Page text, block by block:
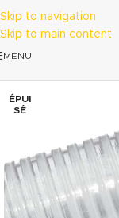
Skip to navigation
Skip to main content
MENU
ÉPUI
SÉ